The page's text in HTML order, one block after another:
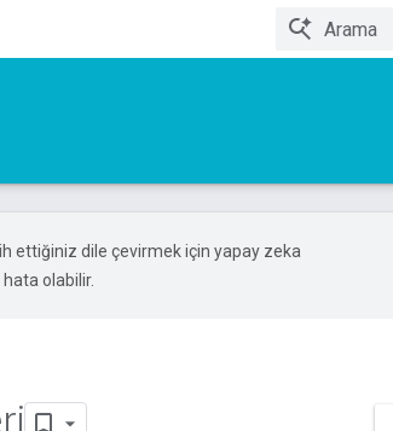
ettiğiniz dile çevirmek için yapay zeka
olabilir.